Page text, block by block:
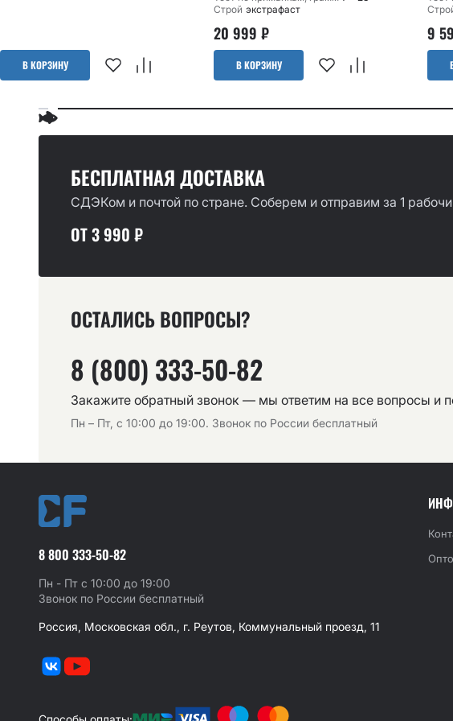
В КОРЗИНУ
Строй экстрафаст
20 999 ₽
В КОРЗИНУ
9
БЕСПЛАТНАЯ ДОСТАВКА
СДЭКом и почтой по стране. Соберем и отправим за 1
ОТ 3 990 ₽
ОСТАЛИСЬ ВОПРОСЫ?
8 (800) 333-50-82
Закажите обратный звонок — мы ответим на все вопросы и
Пн – Пт, с 10:00 до 19:00. Звонок по России бесплатный
8 800 333-50-82
Пн - Пт с 10:00 до 19:00
Звонок по России бесплатный
Россия, Московская обл., г. Реутов, Коммунальный проезд, 11